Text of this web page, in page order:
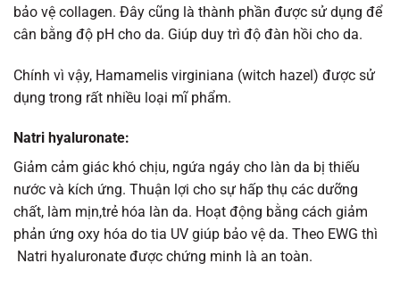
bảo vệ collagen. Đây cũng là thành phần được sử dụng để
cân bằng độ pH cho da. Giúp duy trì độ đàn hồi cho da.
Chính vì vậy, Hamamelis virginiana (witch hazel) được sử
dụng trong rất nhiều loại mĩ phẩm.
Natri hyaluronate:
Giảm cảm giác khó chịu, ngứa ngáy cho làn da bị thiếu
nước và kích ứng. Thuận lợi cho sự hấp thụ các dưỡng
chất, làm mịn,trẻ hóa làn da. Hoạt động bằng cách giảm
phản ứng oxy hóa do tia UV giúp bảo vệ da. Theo EWG thì
Natri hyaluronate được chứng minh là an toàn.